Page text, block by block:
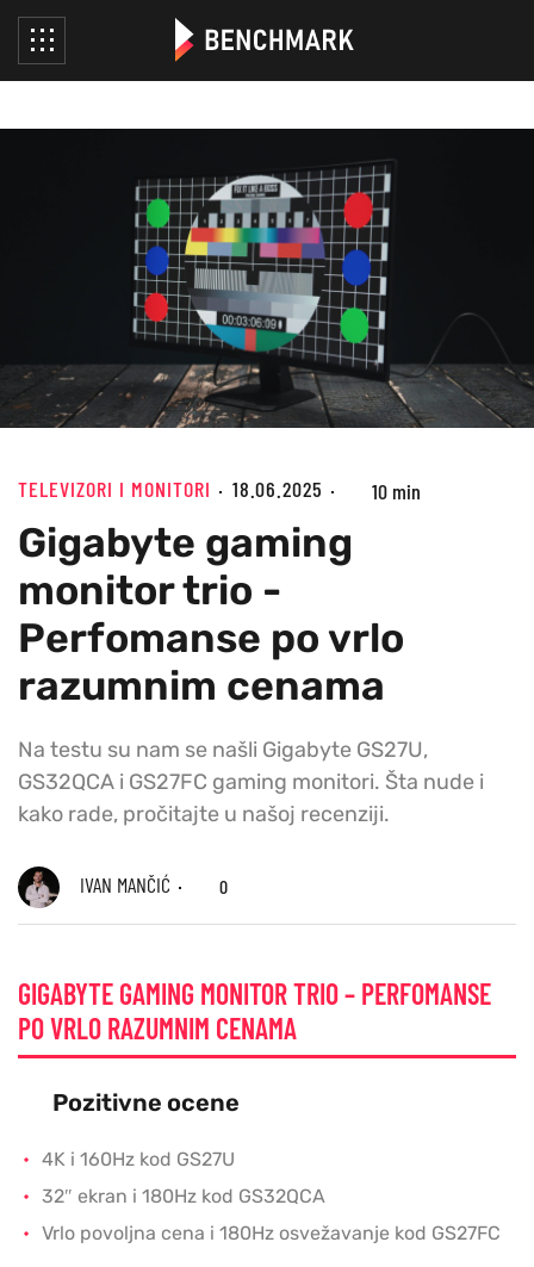
TELEVIZORI I MONITORI 18.06.2025 10 min
Gigabyte gaming
monitor trio -
Perfomanse po vrlo
razumnim cenama
Na testu su nam se našli Gigabyte GS27U,
GS32QCA i GS27FC gaming monitori. Šta nude i
kako rade, pročitajte u našoj recenziji.
IVAN MANČIĆ 0
GIGABYTE GAMING MONITOR TRIO – PERFOMANSE
PO VRLO RAZUMNIM CENAMA
Pozitivne ocene
4K i 160Hz kod GS27U
32″ ekran i 180Hz kod GS32QCA
Vrlo povoljna cena i 180Hz osvežavanje kod GS27FC